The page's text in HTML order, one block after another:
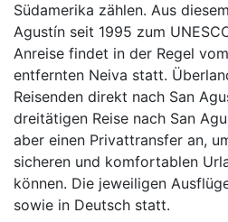
Südamerika zählen. Aus
Agustín seit 1995 zum
Anreise findet in der Regel
entfernten Neiva statt.
Reisenden direkt nach San
dreitätigen Reise nach San
aber einen Privattransfer an,
sicheren und komfortablen
können. Die jeweiligen
sowie in Deutsch statt.